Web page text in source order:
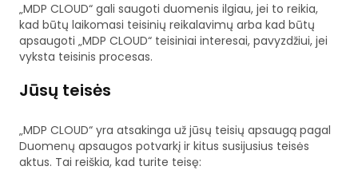
„MDP CLOUD“ gali saugoti duomenis ilgiau, jei to reikia,
kad būtų laikomasi teisinių reikalavimų arba kad būtų
apsaugoti „MDP CLOUD“ teisiniai interesai, pavyzdžiui, jei
vyksta teisinis procesas.
Jūsų teisės
„MDP CLOUD“ yra atsakinga už jūsų teisių apsaugą pagal
Duomenų apsaugos potvarkį ir kitus susijusius teisės
aktus. Tai reiškia, kad turite teisę: